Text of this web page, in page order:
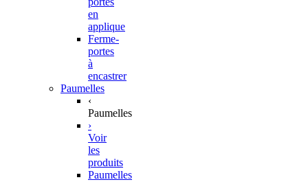
en
applique
Ferme-
portes
à
encastrer
Paumelles
‹
Paumelles
›
Voir
les
produits
Paumelles